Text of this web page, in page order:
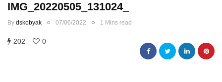
IMG_20220505_131024_
By dskobyak 07/06/2022 1 Mins read
202 0